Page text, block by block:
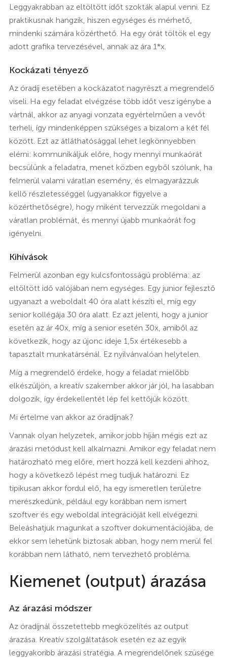
Leggyakrabban az eltöltött időt szokták alapul venni. Ez
praktikusnak hangzik, hiszen egységes és mérhető,
mindenki számára közérthető. Ha egy órát töltök el egy
adott grafika tervezésével, annak az ára 1*x.
Kockázati tényező
Az óradíj esetében a kockázatot nagyrészt a megrendelő
viseli. Ha egy feladat elvégzése több időt vesz igénybe a
vártnál, akkor az anyagi vonzata egyértelműen a vevőt
terheli, így mindenképpen szükséges a bizalom a két fél
között. Ezt az átláthatósággal lehet legkönnyebben
elérni: kommunikáljuk előre, hogy mennyi munkaórát
becsülünk a feladatra, menet közben egyből szólunk, ha
felmerül valami váratlan esemény, és elmagyarázzuk
kellő részletességgel (ugyanakkor figyelve a
közérthetőségre), hogy miként tervezzük megoldani a
váratlan problémát, és mennyi újabb munkaórát fog
igényelni.
Kihívások
Felmerül azonban egy kulcsfontosságú probléma: az
eltöltött idő valójában nem egységes. Egy junior fejlesztő
ugyanazt a weboldalt 40 óra alatt készíti el, míg egy
senior kollégája 30 óra alatt. Ez azt jelenti, hogy a junior
esetén az ár 40x, míg a senior esetén 30x, amiből az
következik, hogy az újonc ideje 1,5x értékesebb a
tapasztalt munkatársénál. Ez nyilvánvalóan helytelen.
Míg a megrendelő érdeke, hogy a feladat mielőbb
elkészüljön, a kreatív szakember akkor jár jól, ha lasabban
dolgozik, így érdekellentét lép fel kettőjük között.
Mi értelme van akkor az óradíjnak?
Vannak olyan helyzetek, amikor jobb híján mégis ezt az
árazási metódust kell alkalmazni. Amikor egy feladat nem
határozható meg előre, mert hozzá kell kezdeni ahhoz,
hogy a következő lépést meg tudjuk határozni. Ez
tipikusan akkor fordul elő, ha egy ismeretlen területre
merészkedünk, például egy korábban nem ismert
szoftver és egy weboldal integrációját kell elvégezni.
Beleáshatjuk magunkat a szoftver dokumentációjába, de
ekkor sem lehetünk biztosak abban, hogy nem merül fel
korábban nem látható, nem tervezhető probléma.
Kiemenet (output) árazása
Az árazási módszer
Az óradíjnál összetettebb megközelítés az output
árazása. Kreatív szolgáltatások esetén ez az egyik
leggyakoribb árazási stratégia. A megrendelőnek szüsége